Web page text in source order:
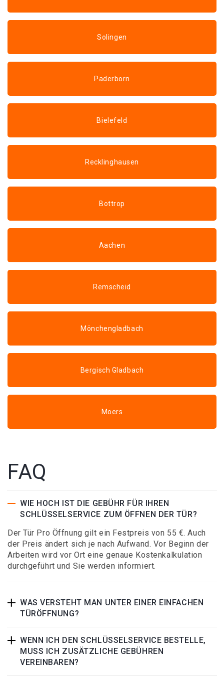
Solingen
Paderborn
Bielefeld
Recklinghausen
Bottrop
Aachen
Remscheid
Mönchengladbach
Bergisch Gladbach
Moers
FAQ
WIE HOCH IST DIE GEBÜHR FÜR IHREN
SCHLÜSSELSERVICE ZUM ÖFFNEN DER TÜR?
Der Tür Pro Öffnung gilt ein Festpreis von 55 €. Auch
der Preis ändert sich je nach Aufwand. Vor Beginn der
Arbeiten wird vor Ort eine genaue Kostenkalkulation
durchgeführt und Sie werden informiert.
WAS VERSTEHT MAN UNTER EINER EINFACHEN
TÜRÖFFNUNG?
WENN ICH DEN SCHLÜSSELSERVICE BESTELLE,
MUSS ICH ZUSÄTZLICHE GEBÜHREN
VEREINBAREN?